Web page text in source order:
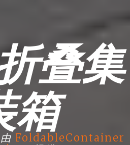
叠集
箱
由 FoldableContainer